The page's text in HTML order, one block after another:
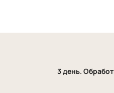
3 день.